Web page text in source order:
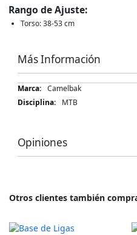
Rango de Ajuste:
Torso: 38-53 cm
Más Información
Más
Información
Camelbak
MTB
Opiniones
Otros clientes también